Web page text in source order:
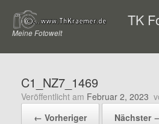
Inhalt
springen
TK
Meine Fotowelt
C1_NZ7_1469
Veröffentlicht am Februar 2, 2023
← Vorheriger
Nächster